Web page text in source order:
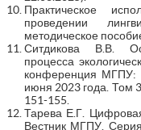
Практическое
проведении
методическое
Ситдикова В.В.
процесса
конференция МГПУ:
июня 2023 года. Том
151-155.
Тарева Е.Г.
Вестник МГПУ.